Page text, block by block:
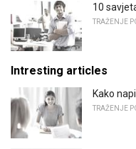
10
TRAŽENJE
Intresting articles
Kako
TRAŽENJE